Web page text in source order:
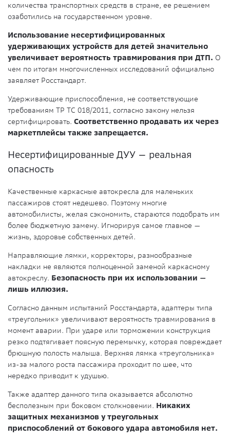
количества транспортных средств в стране, ее решением
озаботились на государственном уровне.
Использование несертифицированных
удерживающих устройств для детей значительно
увеличивает вероятность травмирования при ДТП. О
чем по итогам многочисленных исследований официально
заявляет Росстандарт.
Удерживающие приспособления, не соответствующие
требованиям ТР ТС 018/2011, согласно закону нельзя
сертифицировать. Соответственно продавать их через
маркетплейсы также запрещается.
Несертифицированные ДУУ — реальная
опасность
Качественные каркасные автокресла для маленьких
пассажиров стоят недешево. Поэтому многие
автомобилисты, желая сэкономить, стараются подобрать им
более бюджетную замену. Игнорируя самое главное —
жизнь, здоровье собственных детей.
Направляющие лямки, корректоры, разнообразные
накладки не являются полноценной заменой каркасному
автокреслу. Безопасность при их использовании —
лишь иллюзия.
Согласно данным испытаний Росстандарта, адаптеры типа
«треугольник» увеличивают вероятность травмирования в
момент аварии. При ударе или торможении конструкция
резко подтягивает поясную перемычку, которая повреждает
брюшную полость малыша. Верхняя лямка «треугольника»
из-за малого роста пассажира проходит по шее, что
нередко приводит к удушью.
Также адаптер данного типа оказывается абсолютно
бесполезным при боковом столкновении. Никаких
защитных механизмов у треугольных
приспособлений от бокового удара автомобиля нет.